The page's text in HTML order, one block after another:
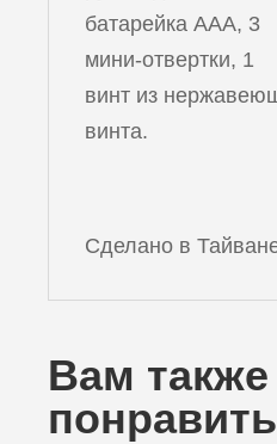
батарейка AAA, 3
мини-отвертки, 1
винт из
винта.
Сделано в
Вам